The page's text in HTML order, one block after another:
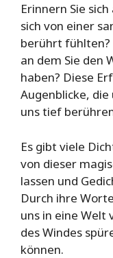
Erinnern Sie
sich von einer
berührt fühlten?
an dem Sie den
haben? Diese
Augenblicke,
uns tief
Es gibt viele
von dieser
lassen und
Durch ihre
uns in eine Welt
des Windes
können.